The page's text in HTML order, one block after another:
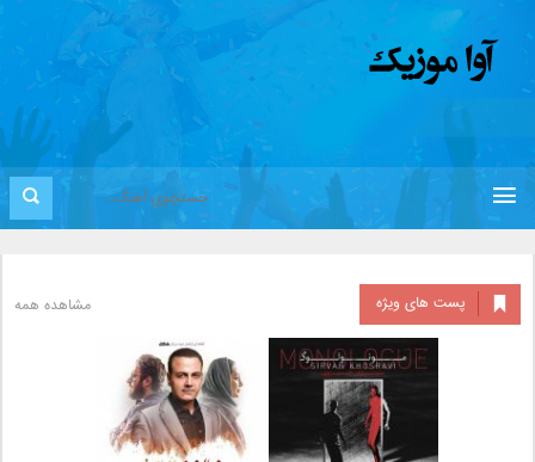
پست های ویژه مشاهده همه